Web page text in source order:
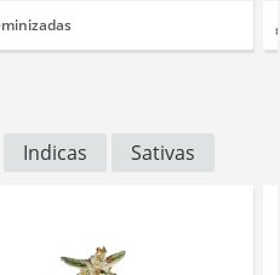
Indicas Sativas